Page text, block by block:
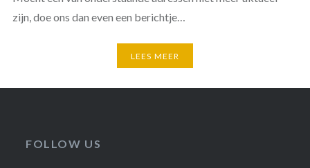
zijn, doe ons dan even een berichtje…
LEES MEER
FOLLOW US